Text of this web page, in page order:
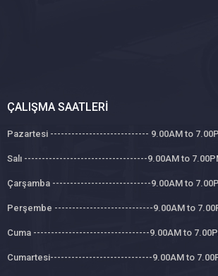
ÇALIŞMA SAATLERI
Pazartesi ---------------------------- 9.00AM to
Salı -----------------------------------9.00AM to
Çarşamba ----------------------------9.00AM to
Perşembe ----------------------------9.00AM to
Cuma ---------------------------------9.00AM to
Cumartesi-----------------------------9.00AM to